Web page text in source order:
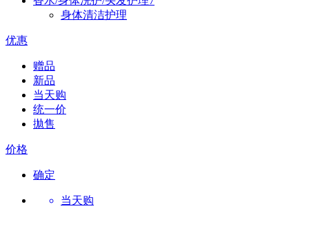
身体清洁护理
优惠
赠品
新品
当天购
统一价
拋售
价格
确定
当天购